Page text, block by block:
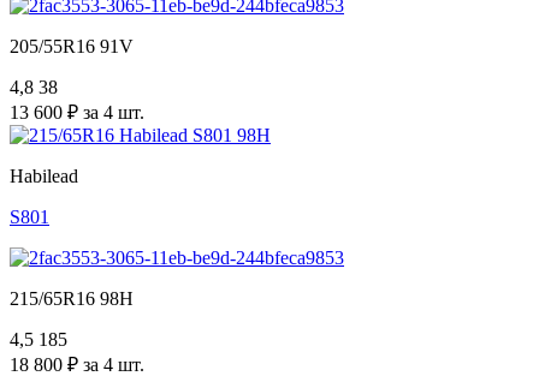
205/55R16 91V
4,8 38
13 600 ₽ за 4 шт.
Habilead
S801
215/65R16 98H
4,5 185
18 800 ₽ за 4 шт.